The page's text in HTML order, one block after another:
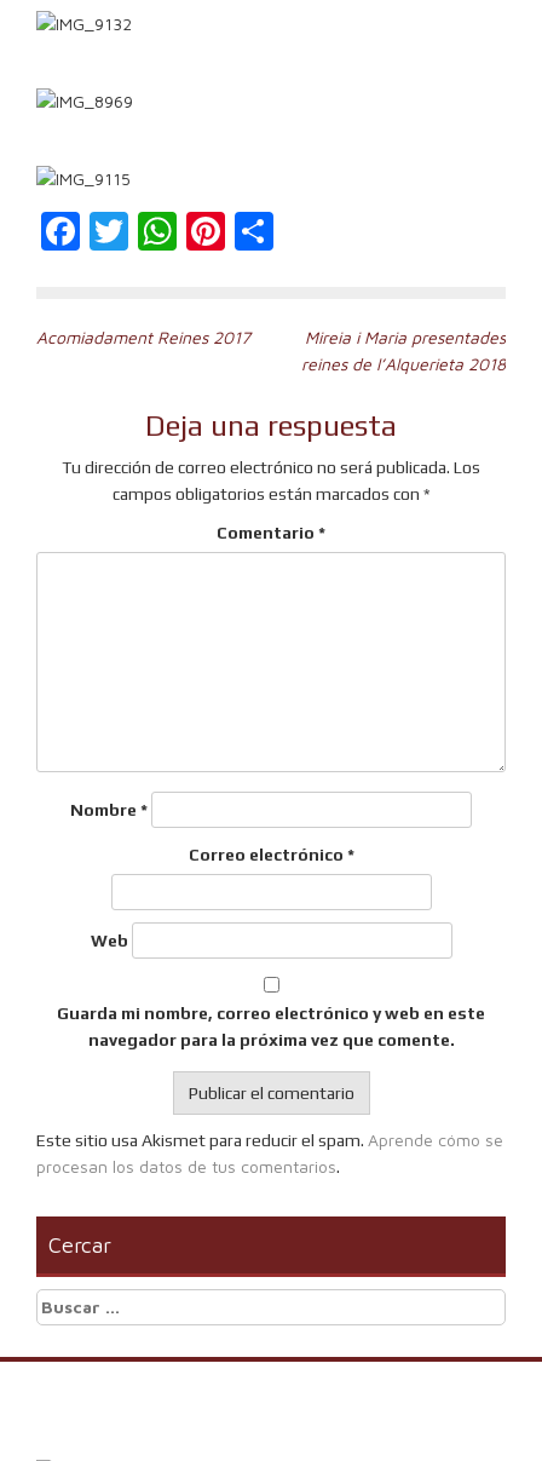
Facebook
Twitter
WhatsApp
Pinterest
Navegación
entradas
Acomiadament Reines 2017
Mireia i Maria presentades
reines de l’Alquerieta 2018
Deja una respuesta
Tu dirección de correo electrónico no será publicada. Los
campos obligatorios están marcados con *
Comentario *
Nombre *
Correo electrónico *
Web
Guarda mi nombre, correo electrónico y web en este
navegador para la próxima vez que comente.
Este sitio usa Akismet para reducir el spam. Aprende cómo se
procesan los datos de tus comentarios.
Cercar
Buscar: